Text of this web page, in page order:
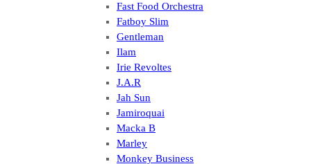
Fast Food Orchestra
Fatboy Slim
Gentleman
Ilam
Irie Revoltes
J.A.R
Jah Sun
Jamiroquai
Macka B
Marley
Monkey Business